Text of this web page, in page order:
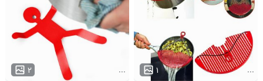
۲ ... ۱ ...